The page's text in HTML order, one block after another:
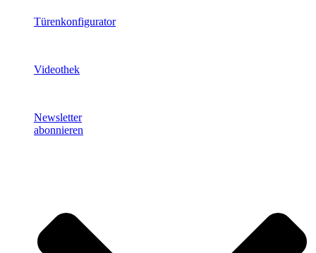
Türenkonfigurator
Videothek
Newsletter
abonnieren